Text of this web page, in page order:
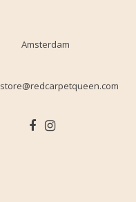
Amsterdam
store@redcarpetqueen.com